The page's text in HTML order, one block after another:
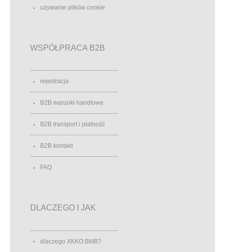
używanie plików cookie
WSPÓŁPRACA B2B
rejestracja
B2B warunki handlowe
B2B transport i płatność
B2B kontakt
FAQ
DLACZEGO I JAK
dlaczego XKKO BMB?